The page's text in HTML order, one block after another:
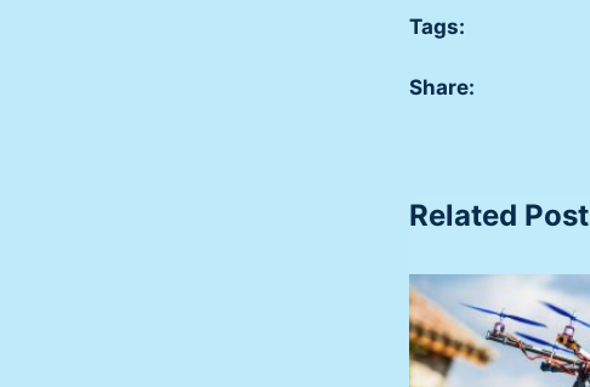
Tags:
Share:
Related Post